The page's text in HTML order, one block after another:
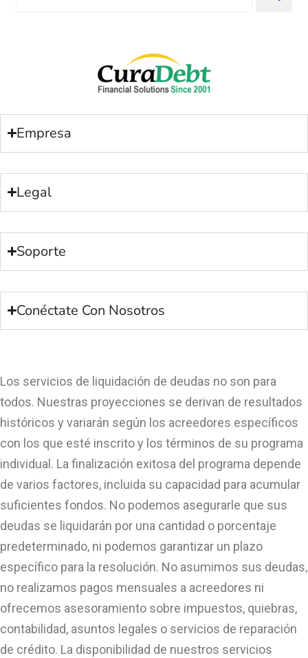
me and my family. All of this was
Empresa
Legal
Soporte
Conéctate Con Nosotros
Los servicios de liquidación de deudas no son para
todos. Nuestras proyecciones se derivan de resultados
históricos y variarán según los acreedores específicos
con los que esté inscrito y los términos de su programa
individual. La finalización exitosa del programa depende
de varios factores, incluida su capacidad para acumular
suficientes fondos. No podemos asegurarle que sus
deudas se liquidarán por una cantidad o porcentaje
predeterminado, ni podemos garantizar un plazo
específico para la resolución. No asumimos sus deudas,
no realizamos pagos mensuales a acreedores ni
ofrecemos asesoramiento sobre impuestos, quiebras,
contabilidad, asuntos legales o servicios de reparación
de crédito. La disponibilidad de nuestros servicios